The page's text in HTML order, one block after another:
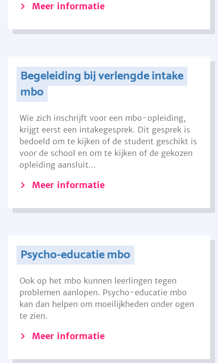
Meer informatie
Begeleiding bij verlengde intake
mbo
Wie zich inschrijft voor een mbo-opleiding,
krijgt eerst een intakegesprek. Dit gesprek is
bedoeld om te kijken of de student geschikt is
voor de school en om te kijken of de gekozen
opleiding aansluit...
Meer informatie
Psycho-educatie mbo
Ook op het mbo kunnen leerlingen tegen
problemen aanlopen. Psycho-educatie mbo
kan dan helpen om moeilijkheden onder ogen
te zien.
Meer informatie